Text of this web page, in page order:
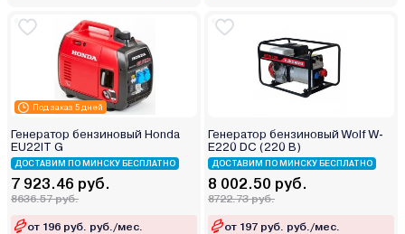
Под заказ 5 дней
Генератор бензиновый Honda
EU22IT G
ДОСТАВИМ ПО МИНСКУ БЕСПЛАТНО
7 923.46 руб.
8636.57 руб.
от 196 руб. руб./мес.
Генератор бензиновый Wolf W-
E220 DC (220 В)
ДОСТАВИМ ПО МИНСКУ БЕСПЛАТНО
8 002.50 руб.
8722.73 руб.
от 197 руб. руб./мес.